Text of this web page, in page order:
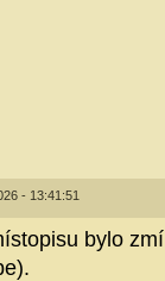
- 13:41:51
bylo